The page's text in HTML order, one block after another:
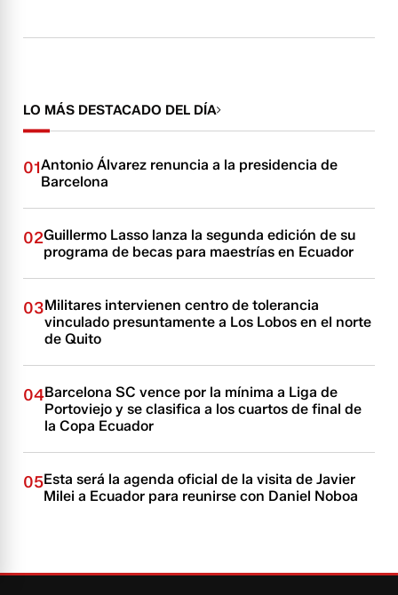
LO MÁS DESTACADO DEL DÍA
01Antonio Álvarez renuncia a la presidencia de
Barcelona
02Guillermo Lasso lanza la segunda edición de su
programa de becas para maestrías en Ecuador
03Militares intervienen centro de tolerancia
vinculado presuntamente a Los Lobos en el norte
de Quito
04Barcelona SC vence por la mínima a Liga de
Portoviejo y se clasifica a los cuartos de final de
la Copa Ecuador
05Esta será la agenda oficial de la visita de Javier
Milei a Ecuador para reunirse con Daniel Noboa